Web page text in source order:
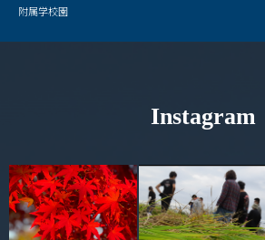
特別支援教育研究センター
Nara ISC/ 国際戦略センター
こどもの学びと育ちセンター
附属学校園
Instagram